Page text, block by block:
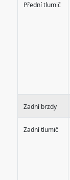
Přední tlumič
Zadní brzdy
Zadní tlumič